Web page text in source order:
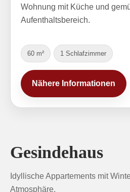
Wohnung mit Küche und
Aufenthaltsbereich.
60 m² 1 Schlafzimmer
Nähere Informationen
Gesindehaus
Idyllische Appartements mit
Atmosphäre.